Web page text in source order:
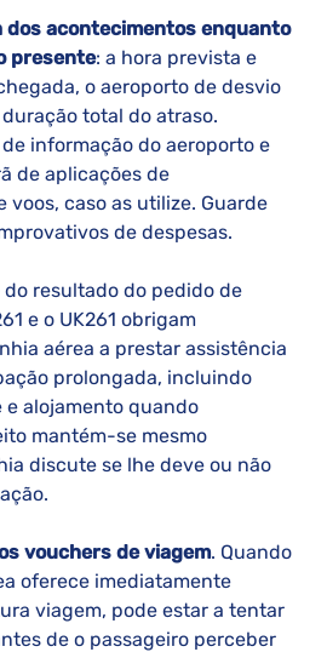
dos acontecimentos enquanto
presente: a hora prevista e
o aeroporto de desvio
total do atraso.
informação do aeroporto e
de aplicações de
voos, caso as utilize. Guarde
de despesas.
resultado do pedido de
e o UK261 obrigam
aérea a prestar assistência
prolongada, incluindo
alojamento quando
mantém-se mesmo
discute se lhe deve ou não
vouchers de viagem. Quando
oferece imediatamente
viagem, pode estar a tentar
de o passageiro perceber